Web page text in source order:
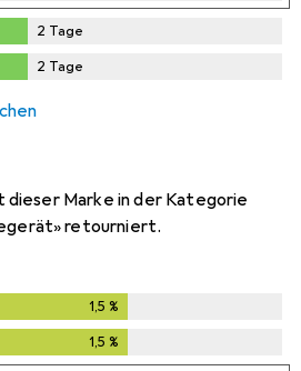
2 Tage
2 Tage
dieser Marke in der Kategorie
retourniert.
1,5 %
1,5 %